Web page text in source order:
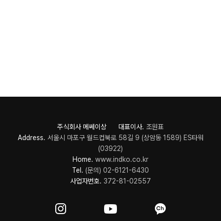
주식회사 메쎄이상 대표이사. 조원표
Address. 서울시 마포구 월드컵북로 58길 9 (상암동 1589) ES타워
(03922)
Home. www.indko.co.kr
Tel. (문의) 02-6121-6430
사업자번호. 372-81-02557